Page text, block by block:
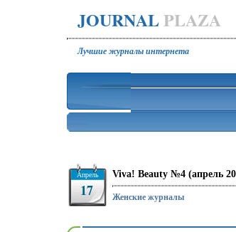
JOURNALPLAZA
Лучшие журналы интернета
Апрель
17
Viva! Beauty №4 (апрель
Женские журналы